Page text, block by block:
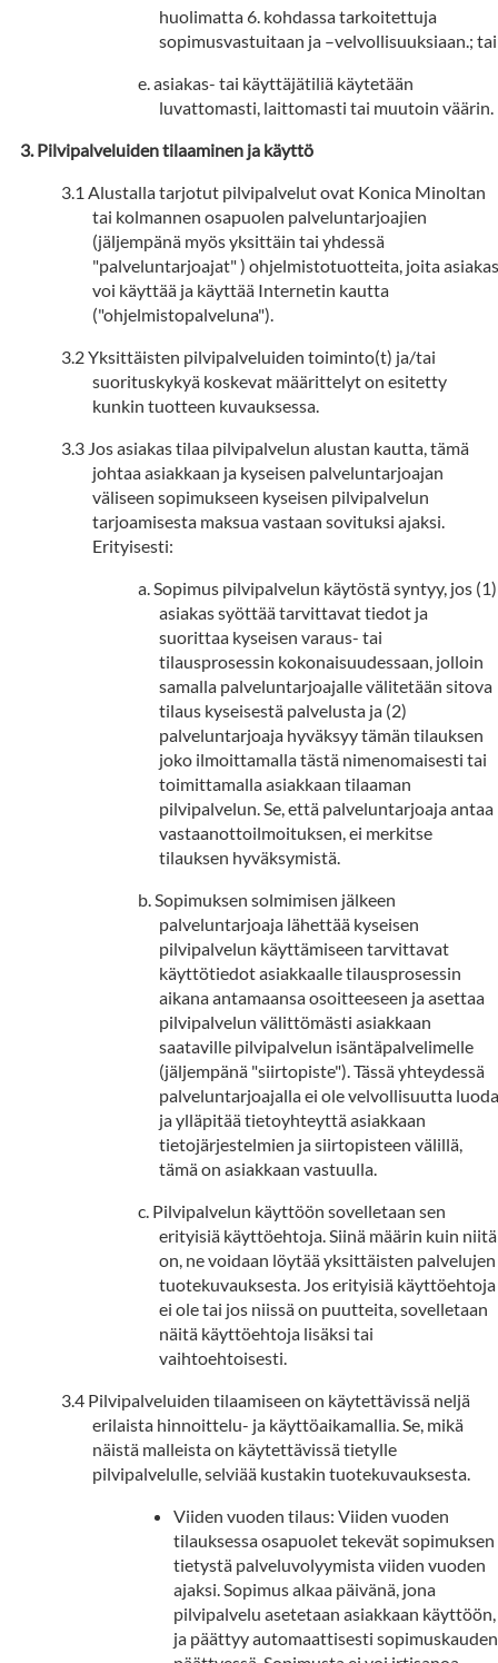
huolimatta 6. kohdassa tarkoitettuja
sopimusvastuitaan ja –velvollisuuksiaan.; tai
asiakas- tai käyttäjätiliä käytetään
luvattomasti, laittomasti tai muutoin väärin.
Pilvipalveluiden tilaaminen ja käyttö
Alustalla tarjotut pilvipalvelut ovat Konica Minoltan
tai kolmannen osapuolen palveluntarjoajien
(jäljempänä myös yksittäin tai yhdessä
"palveluntarjoajat" ) ohjelmistotuotteita, joita asiakas
voi käyttää ja käyttää Internetin kautta
("ohjelmistopalveluna").
Yksittäisten pilvipalveluiden toiminto(t) ja/tai
suorituskykyä koskevat määrittelyt on esitetty
kunkin tuotteen kuvauksessa.
Jos asiakas tilaa pilvipalvelun alustan kautta, tämä
johtaa asiakkaan ja kyseisen palveluntarjoajan
väliseen sopimukseen kyseisen pilvipalvelun
tarjoamisesta maksua vastaan sovituksi ajaksi.
Erityisesti:
Sopimus pilvipalvelun käytöstä syntyy, jos (1)
asiakas syöttää tarvittavat tiedot ja
suorittaa kyseisen varaus- tai
tilausprosessin kokonaisuudessaan, jolloin
samalla palveluntarjoajalle välitetään sitova
tilaus kyseisestä palvelusta ja (2)
palveluntarjoaja hyväksyy tämän tilauksen
joko ilmoittamalla tästä nimenomaisesti tai
toimittamalla asiakkaan tilaaman
pilvipalvelun. Se, että palveluntarjoaja antaa
vastaanottoilmoituksen, ei merkitse
tilauksen hyväksymistä.
Sopimuksen solmimisen jälkeen
palveluntarjoaja lähettää kyseisen
pilvipalvelun käyttämiseen tarvittavat
käyttötiedot asiakkaalle tilausprosessin
aikana antamaansa osoitteeseen ja asettaa
pilvipalvelun välittömästi asiakkaan
saataville pilvipalvelun isäntäpalvelimelle
(jäljempänä "siirtopiste"). Tässä yhteydessä
palveluntarjoajalla ei ole velvollisuutta luoda
ja ylläpitää tietoyhteyttä asiakkaan
tietojärjestelmien ja siirtopisteen välillä,
tämä on asiakkaan vastuulla.
Pilvipalvelun käyttöön sovelletaan sen
erityisiä käyttöehtoja. Siinä määrin kuin niitä
on, ne voidaan löytää yksittäisten palvelujen
tuotekuvauksesta. Jos erityisiä käyttöehtoja
ei ole tai jos niissä on puutteita, sovelletaan
näitä käyttöehtoja lisäksi tai
vaihtoehtoisesti.
Pilvipalveluiden tilaamiseen on käytettävissä neljä
erilaista hinnoittelu- ja käyttöaikamallia. Se, mikä
näistä malleista on käytettävissä tietylle
pilvipalvelulle, selviää kustakin tuotekuvauksesta.
Viiden vuoden tilaus: Viiden vuoden
tilauksessa osapuolet tekevät sopimuksen
tietystä palveluvolyymista viiden vuoden
ajaksi. Sopimus alkaa päivänä, jona
pilvipalvelu asetetaan asiakkaan käyttöön,
ja päättyy automaattisesti sopimuskauden